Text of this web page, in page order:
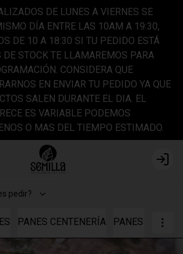
DE LUNES A VIERNES SE
DÍA ENTRE LAS 10AM A 19:30,
DE 10 A 18:30 SI TU PEDIDO ESTÁ
DE STOCK TE LLAMAREMOS PARA
CONSIDERA QUE
EN ENVIAR TU PEDIDO YA QUE
SALEN DURANTE EL DIA. EL
ES VARIABLE PODEMOS
O MAS DEL TIEMPO ESTIMADO.
Login
pedir?
PANES CENTENERÍA PANES TRIGO